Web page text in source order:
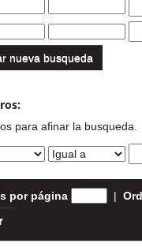
nueva busqueda
para afinar la busqueda.
por página |